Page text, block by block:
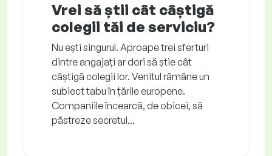
Vrei să știi cât câștigă
colegii tăi de serviciu?
Nu ești singurul. Aproape trei sferturi
dintre angajați ar dori să știe cât
câștigă colegii lor. Venitul rămâne un
subiect tabu în țările europene.
Companiile încearcă, de obicei, să
păstreze secretul...